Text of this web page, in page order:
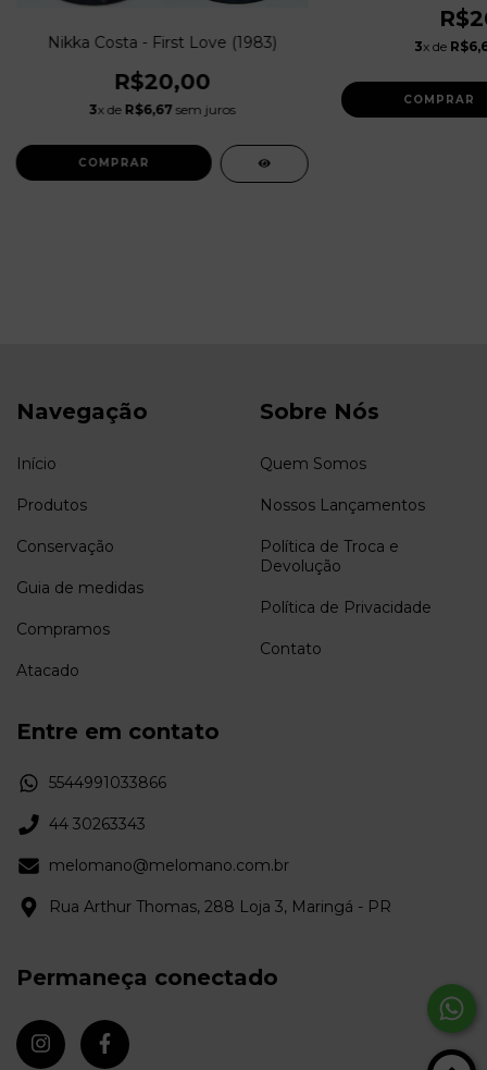
Nikka Costa - First Love (1983)
R$20,00
3x de R$6,67sem juros
3x de
Navegação
Início
Produtos
Conservação
Guia de medidas
Compramos
Atacado
Sobre Nós
Quem Somos
Nossos Lançamentos
Política de Troca e
Devolução
Política de Privacidade
Contato
Entre em contato
5544991033866
44 30263343
melomano@melomano.com.br
Rua Arthur Thomas, 288 Loja 3, Maringá - PR
Permaneça conectado